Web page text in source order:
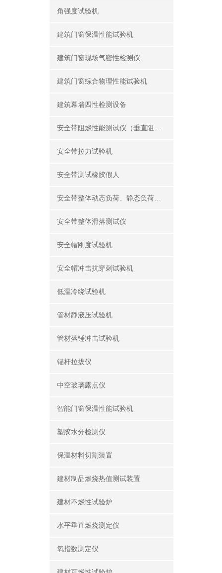
角强度试验机
建筑门窗保温性能试验机
建筑门窗现场气密性检测仪
建筑门窗综合物理性能试验机
建筑幕墙四性检测设备
安全带阻燃性能测试仪（垂直阻燃仪）
安全带拉力试验机
安全带测试橡胶假人
安全带整体动态负荷、静态负荷测试仪
安全带整体滑落测试仪
安全帽刚度试验机
安全帽冲击抗穿刺试验机
低温冷绕试验机
管材静液压试验机
管材落锤冲击试验机
锚杆拉拔仪
中空玻璃露点仪
智能门窗保温性能试验机
塑胶水分检测仪
保温材料切割装置
建材制品燃烧热值测试装置
建材不燃性试验炉
水平垂直燃烧测定仪
氧指数测定仪